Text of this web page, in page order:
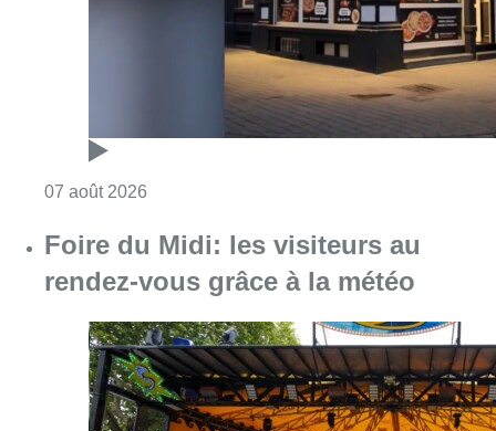
07 août 2026 Consulter l'article "Foire du Midi: les